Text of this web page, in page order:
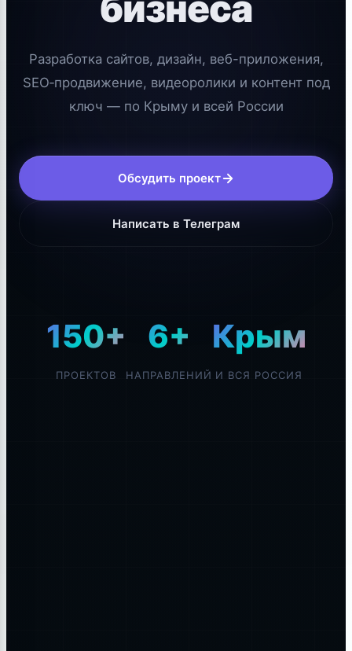
Разработка сайтов, дизайн, веб-приложения,
SEO‑продвижение, видеоролики и контент под
ключ — по Крыму и всей России
Обсудить проект
Написать в Телеграм
150+
ПРОЕКТОВ
6+
НАПРАВЛЕНИЙ
Крым
И ВСЯ РОССИЯ